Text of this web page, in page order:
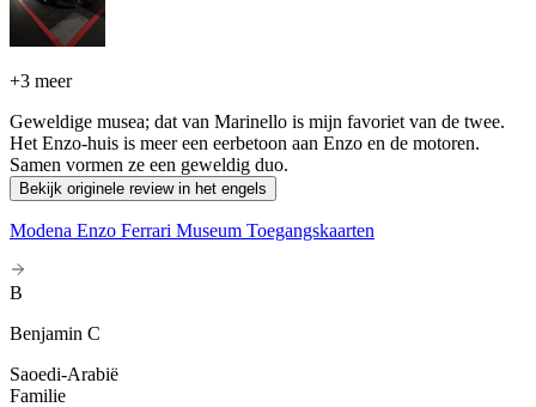
+3 meer
Geweldige musea; dat van Marinello is mijn favoriet van de twee.
Het Enzo-huis is meer een eerbetoon aan Enzo en de motoren.
Samen vormen ze een geweldig duo.
Bekijk originele review in het engels
Modena Enzo Ferrari Museum Toegangskaarten
B
Benjamin C
Saoedi-Arabië
Familie